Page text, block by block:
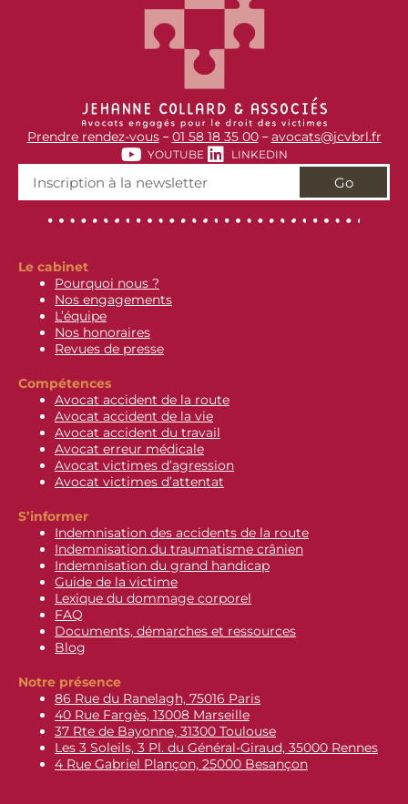
Prendre rendez-vous–01 58 18 35 00–avocats@jcvbrl.fr
YOUTUBE LINKEDIN
Go
Le cabinet
Pourquoi nous ?
Nos engagements
L’équipe
Nos honoraires
Revues de presse
Compétences
Avocat accident de la route
Avocat accident de la vie
Avocat accident du travail
Avocat erreur médicale
Avocat victimes d’agression
Avocat victimes d’attentat
S’informer
Indemnisation des accidents de la route
Indemnisation du traumatisme crânien
Indemnisation du grand handicap
Guide de la victime
Lexique du dommage corporel
FAQ
Documents, démarches et ressources
Blog
Notre présence
86 Rue du Ranelagh, 75016 Paris
40 Rue Fargès, 13008 Marseille
37 Rte de Bayonne, 31300 Toulouse
Les 3 Soleils, 3 Pl. du Général-Giraud, 35000 Rennes
4 Rue Gabriel Plançon, 25000 Besançon